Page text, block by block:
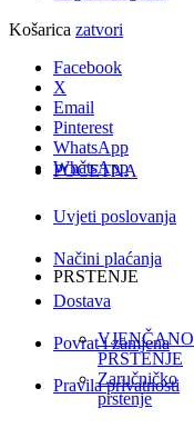
Košarica zatvori
Facebook
X
Email
Pinterest
WhatsApp
WhatsApp
Uvjeti poslovanja
Načini plaćanja
Dostava
Povrat i zamjena
Pravila privatnosti
POČETNA
PRSTENJE
VJENČANO
PRSTENJE
Zaručničko
prstenje